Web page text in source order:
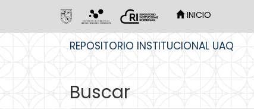
INICIO
REPOSITORIO INSTITUCIONAL UAQ
Buscar